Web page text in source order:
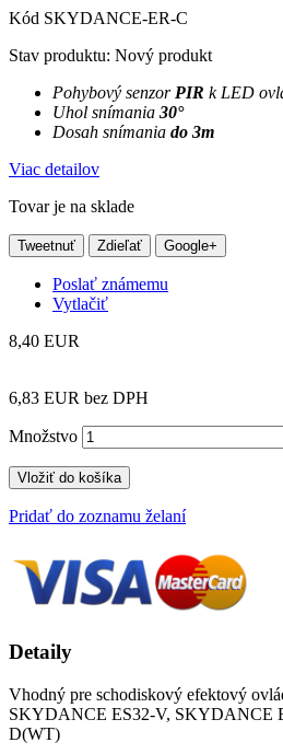
Kód SKYDANCE-ER-C
Stav produktu: Nový produkt
Pohybový senzor PIR k LED
Uhol snímania 30°
Dosah snímania do 3m
Viac detailov
Tovar je na sklade
Tweetnuť Zdieľať Google+
Poslať známemu
Vytlačiť
8,40 EUR
6,83 EUR bez DPH
Množstvo
Vložiť do košíka
Pridať do zoznamu želaní
Detaily
Vhodný pre schodiskový efektový
SKYDANCE ES32-V, SKYDANCE
D(WT)